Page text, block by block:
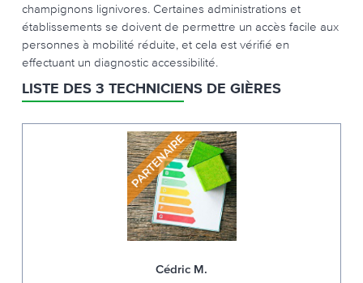
champignons lignivores. Certaines administrations et
établissements se doivent de permettre un accès facile aux
personnes à mobilité réduite, et cela est vérifié en
effectuant un diagnostic accessibilité.
LISTE DES 3 TECHNICIENS DE GIÈRES
Cédric M.